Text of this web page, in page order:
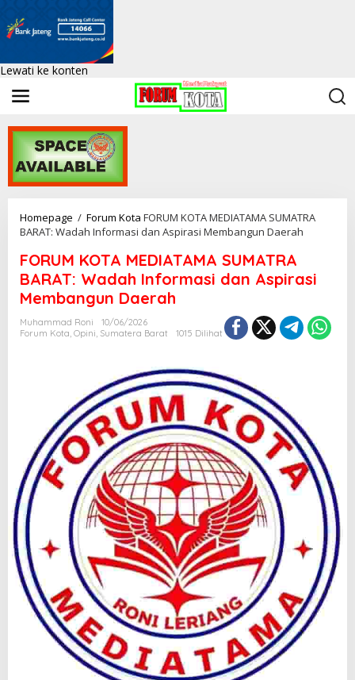
Lewati ke konten
Homepage / Forum Kota FORUM KOTA MEDIATAMA SUMATRA
BARAT: Wadah Informasi dan Aspirasi Membangun Daerah
FORUM KOTA MEDIATAMA SUMATRA
BARAT: Wadah Informasi dan Aspirasi
Membangun Daerah
Muhammad Roni
10/06/2026
Forum Kota, Opini, Sumatera Barat 1015 Dilihat